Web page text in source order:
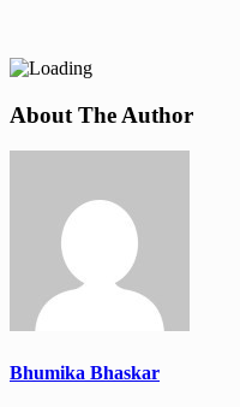
About The Author
Bhumika Bhaskar